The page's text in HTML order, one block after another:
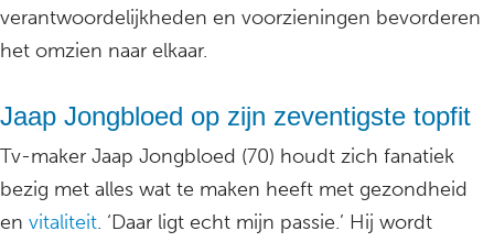
verantwoordelijkheden en voorzieningen bevorderen
het omzien naar elkaar.
Jaap Jongbloed op zijn zeventigste topfit
Tv-maker Jaap Jongbloed (70) houdt zich fanatiek
bezig met alles wat te maken heeft met gezondheid
en vitaliteit. ‘Daar ligt echt mijn passie.’ Hij wordt